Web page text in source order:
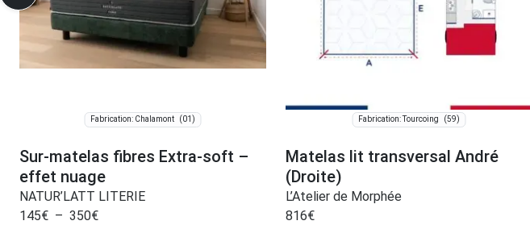
Fabrication: Chalamont (01)
Sur-matelas fibres Extra-soft –
effet nuage
NATUR’LATT LITERIE
145€ – 350€
Fabrication: Tourcoing (59)
Matelas lit transversal André
(Droite)
L’Atelier de Morphée
816€